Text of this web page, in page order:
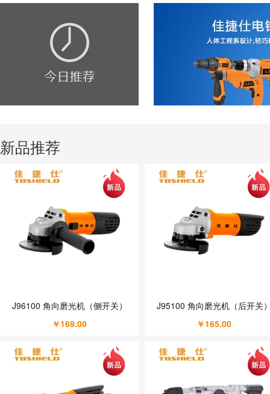
新品推荐
J96100 角向磨光机（侧开关）
￥169.00
J95100 角向磨光机（后开关
￥165.00